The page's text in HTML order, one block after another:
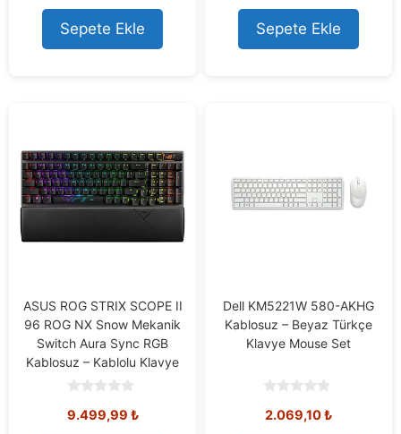
t
o
f
5
8.308,73 ₺.
Sepete Ekle
t
o
f
5
Sepete Ekle
ASUS ROG STRIX SCOPE II
96 ROG NX Snow Mekanik
Switch Aura Sync RGB
Kablosuz – Kablolu Klavye
o
9.499,99 ₺
Dell KM5221W 580-AKHG
Kablosuz – Beyaz Türkçe
Klavye Mouse Set
o
2.069,10₺